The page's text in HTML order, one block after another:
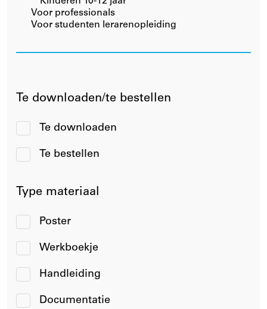
Voor professionals
Voor studenten lerarenopleiding
Te downloaden/te bestellen
Te downloaden
Te bestellen
Type materiaal
Poster
Werkboekje
Handleiding
Documentatie